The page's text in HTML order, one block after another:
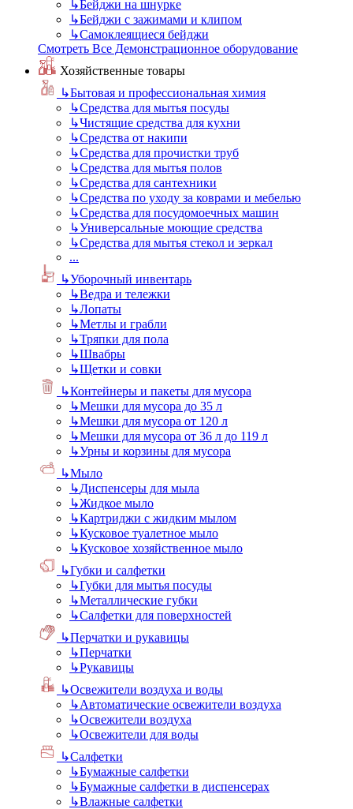
↳Бейджи на шнурке
↳Бейджи с зажимами и клипом
↳Самоклеящиеся бейджи
Смотреть Все Демонстрационное оборудование
Хозяйственные товары
↳Бытовая и профессиональная химия
↳Средства для мытья посуды
↳Чистящие средства для кухни
↳Средства от накипи
↳Средства для прочистки труб
↳Средства для мытья полов
↳Средства для сантехники
↳Средства по уходу за коврами и мебелью
↳Средства для посудомоечных машин
↳Универсальные моющие средства
↳Средства для мытья стекол и зеркал
...
↳Уборочный инвентарь
↳Ведра и тележки
↳Лопаты
↳Метлы и грабли
↳Тряпки для пола
↳Швабры
↳Щетки и совки
↳Контейнеры и пакеты для мусора
↳Мешки для мусора до 35 л
↳Мешки для мусора от 120 л
↳Мешки для мусора от 36 л до 119 л
↳Урны и корзины для мусора
↳Мыло
↳Диспенсеры для мыла
↳Жидкое мыло
↳Картриджи с жидким мылом
↳Кусковое туалетное мыло
↳Кусковое хозяйственное мыло
↳Губки и салфетки
↳Губки для мытья посуды
↳Металлические губки
↳Салфетки для поверхностей
↳Перчатки и рукавицы
↳Перчатки
↳Рукавицы
↳Освежители воздуха и воды
↳Автоматические освежители воздуха
↳Освежители воздуха
↳Освежители для воды
↳Салфетки
↳Бумажные салфетки
↳Бумажные салфетки в диспенсерах
↳Влажные салфетки